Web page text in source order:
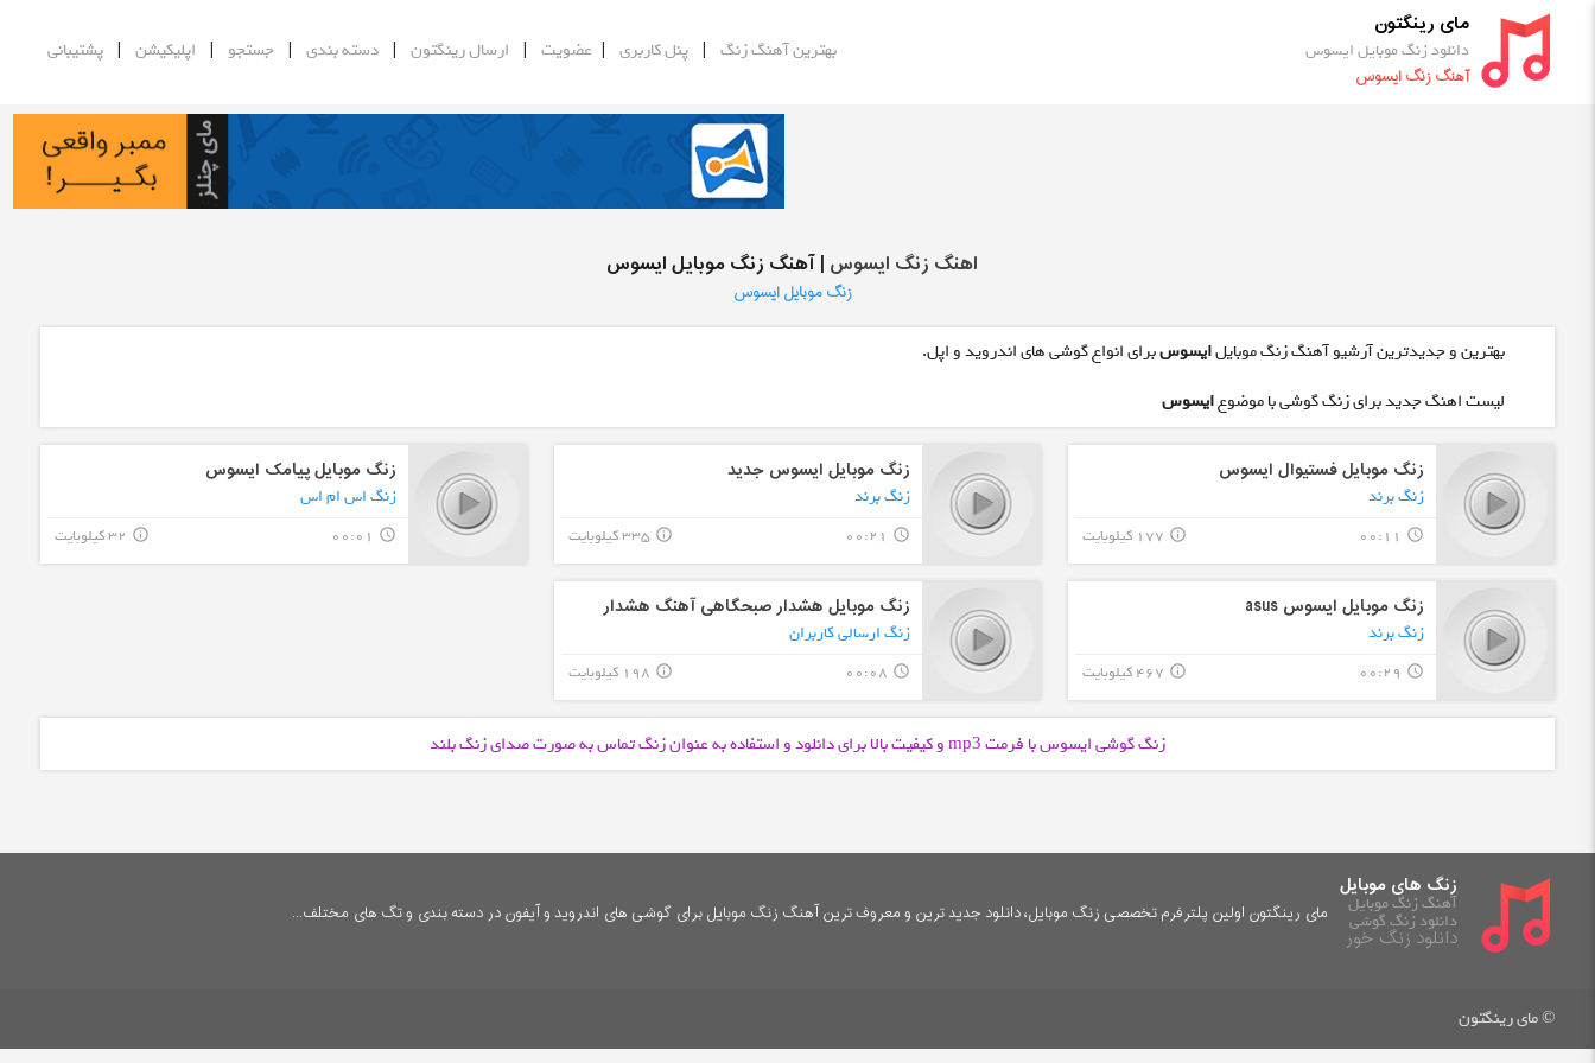
مای رینگتون
دانلود زنگ موبایل ایسوس
آهنگ زنگ ایسوس
بهترین آهنگ زنگ |پنل کاربری | عضویت | ارسال رینگتون |دسته بندی | جستجو | اپلیکیشن |پشتیبانی
اهنگ زنگ ایسوس | آهنگ زنگ موبایل ایسوس
زنگ موبایل ایسوس
بهترین و جدیدترین آرشیو آهنگ زنگ موبایلایسوسبرای انواع گوشی های اندروید و اپل.
لیست اهنگ جدید برای زنگ گوشی با موضوعایسوس
زنگ موبایل فستیوال ایسوس
زنگ برند
query_builder
00:11 177 کیلوبایت info_outline
زنگ موبایل ایسوس جدید
زنگ برند
query_builder
00:21 335 کیلوبایتinfo_outline
زنگ موبایل پیامک ایسوس
زنگ اس ام اس
query_builder
00:01 32 کیلوبایت info_outline
زنگ موبایل ایسوس asus
زنگ برند
query_builder
00:29 467 کیلوبایت info_outline
زنگ موبایل هشدار صبحگاهی آهنگ هشدار
زنگ ارسالی کاربران
query_builder
00:08 198 کیلوبایت info_outline
زنگ گوشی ایسوس با فرمت mp3 و کیفیت بالا برای دانلود و استفاده به عنوان زنگ تماس به صورت صدای زنگ بلند
زنگ های موبایل
آهنگ زنگ موبایل
دانلود زنگ گوشی
دانلود زنگ خور
مای رینگتون اولین پلترفرم تخصصی زنگ موبایل، دانلود جدید ترین و معروف ترین آهنگ زنگ موبایل برای گوشی های اندروید و آیفون در دسته بندی و تگ های مختلف...
© مای رینگتون